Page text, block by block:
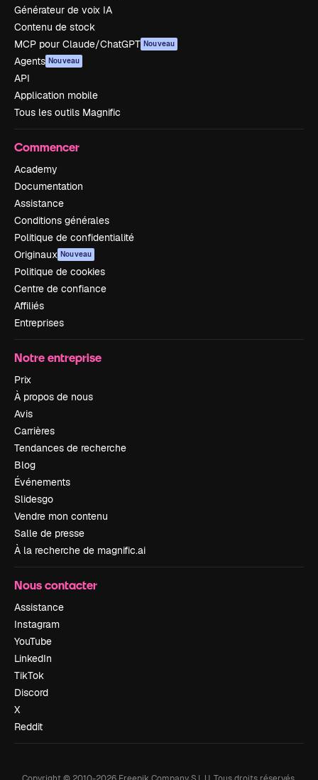
Générateur de voix IA
Contenu de stock
MCP pour Claude/ChatGPT Nouveau
Agents Nouveau
API
Application mobile
Tous les outils Magnific
Commencer
Academy
Documentation
Assistance
Conditions générales
Politique de confidentialité
Originaux Nouveau
Politique de cookies
Centre de confiance
Affiliés
Entreprises
Notre entreprise
Prix
À propos de nous
Avis
Carrières
Tendances de recherche
Blog
Événements
Slidesgo
Vendre mon contenu
Salle de presse
À la recherche de magnific.ai
Nous contacter
Assistance
Instagram
YouTube
LinkedIn
TikTok
Discord
X
Reddit